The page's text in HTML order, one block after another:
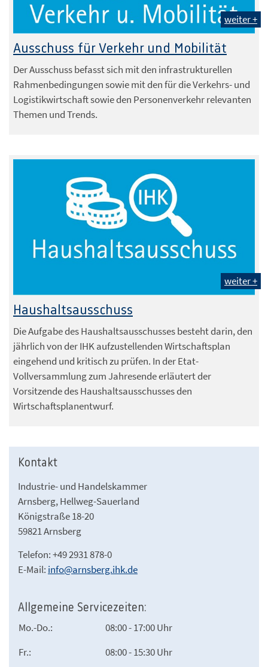
weiter +
Ausschuss für Verkehr und Mobilität
Der Ausschuss befasst sich mit den infrastrukturellen
Rahmenbedingungen sowie mit den für die Verkehrs- und
Logistikwirtschaft sowie den Personenverkehr relevanten
Themen und Trends.
weiter +
Haushaltsausschuss
Die Aufgabe des Haushaltsausschusses besteht darin, den
jährlich von der IHK aufzustellenden Wirtschaftsplan
eingehend und kritisch zu prüfen. In der Etat-
Vollversammlung zum Jahresende erläutert der
Vorsitzende des Haushaltsausschusses den
Wirtschaftsplanentwurf.
Kontakt
Industrie- und Handelskammer
Arnsberg, Hellweg-Sauerland
Königstraße 18-20
59821 Arnsberg
Telefon: +49 2931 878-0
E-Mail: info@arnsberg.ihk.de
Allgemeine Servicezeiten:
Mo.-Do.:
08:00 - 17:00 Uhr
Fr.:
08:00 - 15:30 Uhr